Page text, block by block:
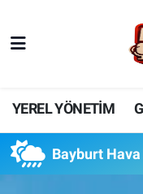
YEREL YÖNETİM
Bayburt
YEREL
GÜNCEL
BİLİM VE
Nöbetçi
Hava Durumu
Trafik Durumu